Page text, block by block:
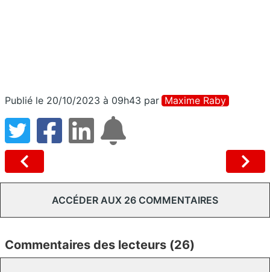
Publié le 20/10/2023 à 09h43 par Maxime Raby
ACCÉDER AUX 26 COMMENTAIRES
Commentaires des lecteurs (26)